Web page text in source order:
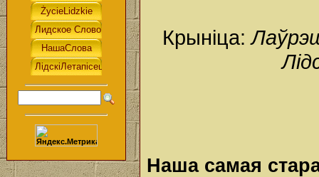
Крыніца:
Наша самая